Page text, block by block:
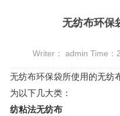
无纺布环保
Writer： admin Time：
无纺布环保袋所使用的无纺
为以下几大类：
纺粘法无纺布